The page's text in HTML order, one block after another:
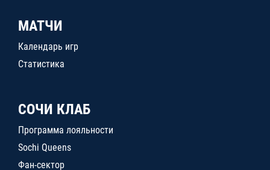
МАТЧИ
Календарь игр
Статистика
СОЧИ КЛАБ
Программа лояльности
Sochi Queens
Фан-сектор